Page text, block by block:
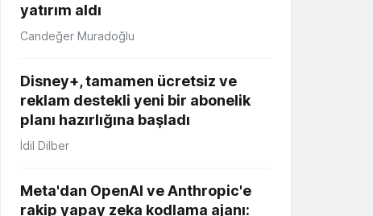
yatırım aldı
Candeğer Muradoğlu
Disney+, tamamen ücretsiz ve
reklam destekli yeni bir abonelik
planı hazırlığına başladı
İdil Dilber
Meta'dan OpenAI ve Anthropic'e
rakip yapay zeka kodlama ajanı: